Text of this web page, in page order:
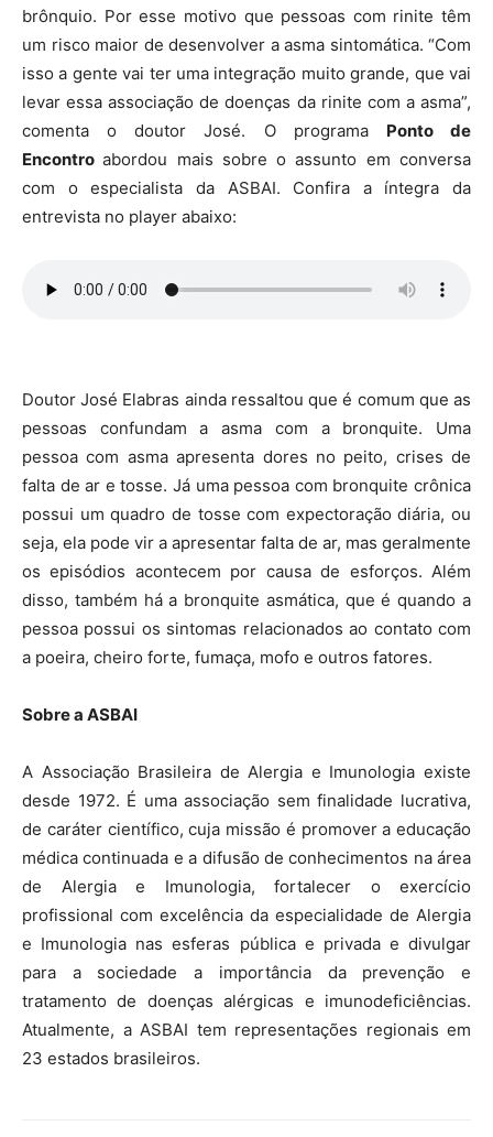
brônquio. Por esse motivo que pessoas com rinite têm
um risco maior de desenvolver a asma sintomática. “Com
isso a gente vai ter uma integração muito grande, que vai
levar essa associação de doenças da rinite com a asma”,
comenta o doutor José. O programa Ponto de
Encontroabordou mais sobre o assunto em conversa
com o especialista da ASBAI. Confira a íntegra da
entrevista no player abaixo:
Doutor José Elabras ainda ressaltou que é comum que as
pessoas confundam a asma com a bronquite. Uma
pessoa com asma apresenta dores no peito, crises de
falta de ar e tosse. Já uma pessoa com bronquite crônica
possui um quadro de tosse com expectoração diária, ou
seja, ela pode vir a apresentar falta de ar, mas geralmente
os episódios acontecem por causa de esforços. Além
disso, também há a bronquite asmática, que é quando a
pessoa possui os sintomas relacionados ao contato com
a poeira, cheiro forte, fumaça, mofo e outros fatores.
Sobre a ASBAI
A Associação Brasileira de Alergia e Imunologia existe
desde 1972. É uma associação sem finalidade lucrativa,
de caráter científico, cuja missão é promover a educação
médica continuada e a difusão de conhecimentos na área
de Alergia e Imunologia, fortalecer o exercício
profissional com excelência da especialidade de Alergia
e Imunologia nas esferas pública e privada e divulgar
para a sociedade a importância da prevenção e
tratamento de doenças alérgicas e imunodeficiências.
Atualmente, a ASBAI tem representações regionais em
23 estados brasileiros.